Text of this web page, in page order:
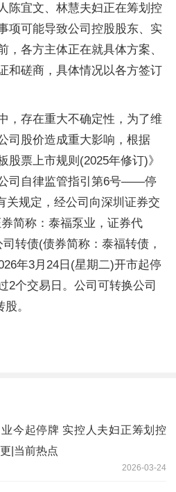
陈宜文、林慧夫妇正在筹划控
项可能导致公司控股股东、实
，各方主体正在就具体方案、
和磋商，具体情况以各方签订
，存在重大不确定性，为了维
司股价造成重大影响，根据
股票上市规则(2025年修订)》
司自律监管指引第6号——停
关规定，经公司向深圳证券交
简称：泰福泵业，证券代
转债(债券简称：泰福转债，
年3月24日(星期二)开市起停
2个交易日。公司可转换公司
。
今起停牌 实控人夫妇正筹划控
|当前热点
2026-03-24